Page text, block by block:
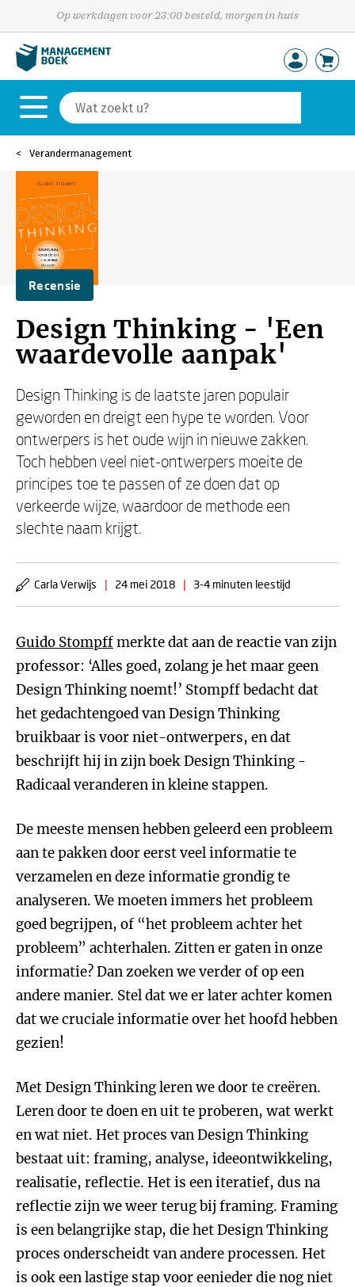
Op werkdagen voor 23:00 besteld, morgen in huis
Verandermanagement
Recensie
Design Thinking - 'Een
waardevolle aanpak'
Design Thinking is de laatste jaren populair
geworden en dreigt een hype te worden. Voor
ontwerpers is het oude wijn in nieuwe zakken.
Toch hebben veel niet-ontwerpers moeite de
principes toe te passen of ze doen dat op
verkeerde wijze, waardoor de methode een
slechte naam krijgt.
Carla Verwijs | 24 mei 2018 | 3-4 minuten leestijd
Guido Stompffmerkte dat aan de reactie van zijn
professor: ‘Alles goed, zolang je het maar geen
Design Thinking noemt!’ Stompff bedacht dat
het gedachtengoed van Design Thinking
bruikbaar is voor niet-ontwerpers, en dat
beschrijft hij in zijn boek Design Thinking -
Radicaal veranderen in kleine stappen.
De meeste mensen hebben geleerd een probleem
aan te pakken door eerst veel informatie te
verzamelen en deze informatie grondig te
analyseren. We moeten immers het probleem
goed begrijpen, of “het probleem achter het
probleem” achterhalen. Zitten er gaten in onze
informatie? Dan zoeken we verder of op een
andere manier. Stel dat we er later achter komen
dat we cruciale informatie over het hoofd hebben
gezien!
Met Design Thinking leren we door te creëren.
Leren door te doen en uit te proberen, wat werkt
en wat niet. Het proces van Design Thinking
bestaat uit: framing, analyse, ideeontwikkeling,
realisatie, reflectie. Het is een iteratief, dus na
reflectie zijn we weer terug bij framing. Framing
is een belangrijke stap, die het Design Thinking
proces onderscheidt van andere processen. Het
is ook een lastige stap voor eenieder die nog niet